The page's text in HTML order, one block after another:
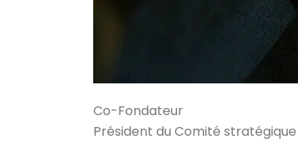
Co-Fondateur
Président du Comité stratégique